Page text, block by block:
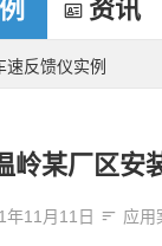
资讯
速反馈仪实例
岭某厂区安
年11月11日 应用